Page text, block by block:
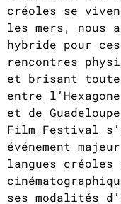
créoles se
les mers, nous
hybride pour
rencontres
et brisant
entre
et de
Film Festival
événement
langues créoles
ses modalités